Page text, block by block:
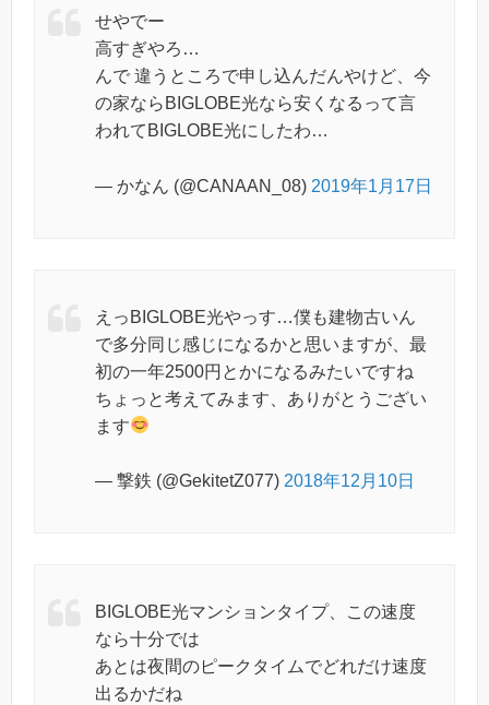
せやでー
高すぎやろ…
んで 違うところで申し込んだんやけど、今
の家ならBIGLOBE光なら安くなるって言
われてBIGLOBE光にしたわ…
— かなん (@CANAAN_08) 2019年1月17日
えっBIGLOBE光やっす…僕も建物古いん
で多分同じ感じになるかと思いますが、最
初の一年2500円とかになるみたいですね
ちょっと考えてみます、ありがとうござい
ます
— 撃鉄 (@GekitetZ077) 2018年12月10日
BIGLOBE光マンションタイプ、この速度
なら十分では
あとは夜間のピークタイムでどれだけ速度
出るかだね